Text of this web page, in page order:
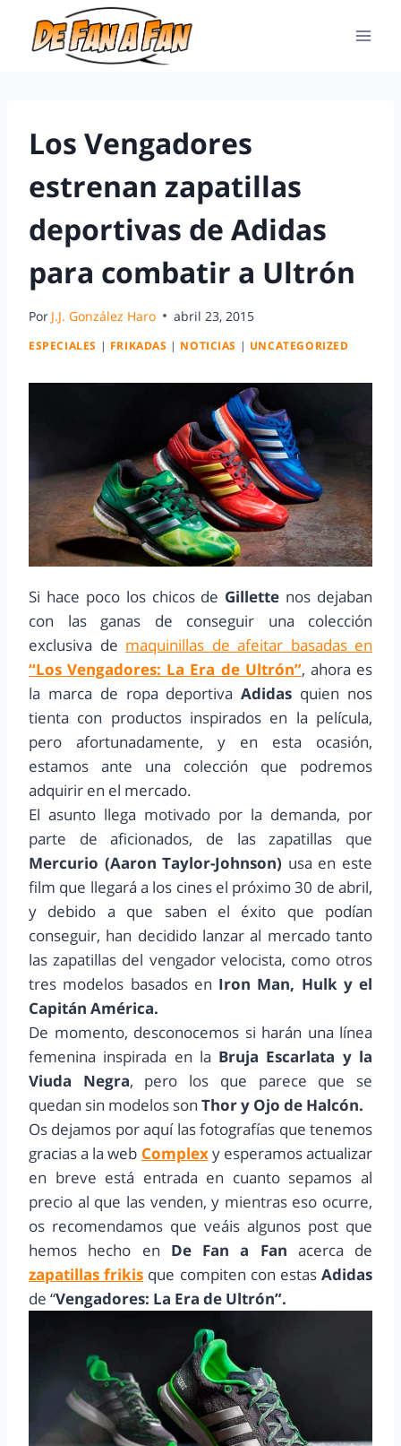
Los Vengadores
estrenan zapatillas
deportivas de Adidas
para combatir a Ultrón
Por J.J. González Haro abril 23, 2015
ESPECIALES | FRIKADAS | NOTICIAS | UNCATEGORIZED
Si hace poco los chicos de Gillette nos dejaban
con las ganas de conseguir una colección
exclusiva de maquinillas de afeitar basadas en
“Los Vengadores: La Era de Ultrón”, ahora es
la marca de ropa deportivaAdidas quien nos
tienta con productos inspirados en la película,
pero afortunadamente, y en esta ocasión,
estamos ante una colección que podremos
adquirir en el mercado.
El asunto llega motivado por la demanda, por
parte de aficionados, de las zapatillas que
Mercurio (Aaron Taylor-Johnson) usa en este
film que llegará a los cines el próximo 30 de abril,
y debido a que saben el éxito que podían
conseguir, han decidido lanzar al mercado tanto
las zapatillas del vengador velocista, como otros
tres modelos basados en Iron Man, Hulk y el
Capitán América.
De momento, desconocemos si harán una línea
femenina inspirada en la Bruja Escarlata y la
Viuda Negra, pero los que parece que se
quedan sin modelos son Thor y Ojo de Halcón.
Os dejamos por aquí las fotografías que tenemos
gracias a la web Complexy esperamos actualizar
en breve está entrada en cuanto sepamos al
precio al que las venden, y mientras eso ocurre,
os recomendamos que veáis algunos post que
hemos hecho en De Fan a Fan acerca de
zapatillas frikis que compiten con estasAdidas
de “Vengadores: La Era de Ultrón”.